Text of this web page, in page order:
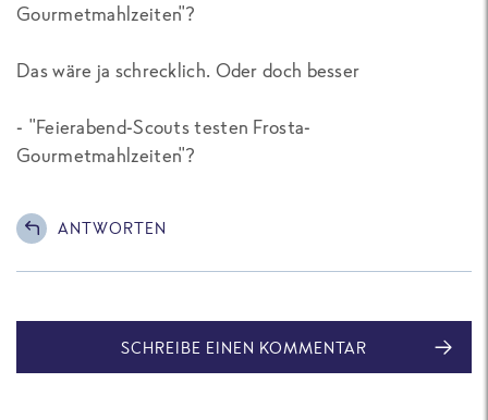
Gourmetmahlzeiten"?
Das wäre ja schrecklich. Oder doch besser
- "Feierabend-Scouts testen Frosta-
Gourmetmahlzeiten"?
ANTWORTEN
SCHREIBE EINEN KOMMENTAR